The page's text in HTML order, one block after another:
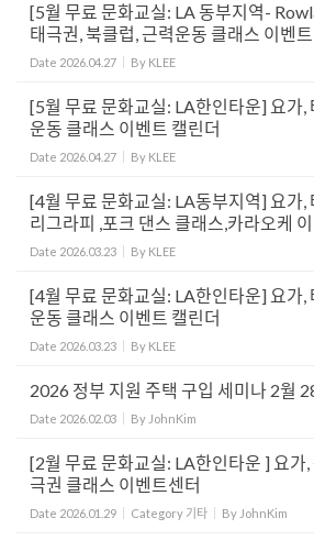
[5월 무료 문화교실: LA 동부지역-
태극권, 북클럽, 근력운동 클래스 이벤
Date 2026.04.27 By KLEE
[5월 무료 문화교실: LA한인타운] 요가,
운동 클래스 이벤트 캘린더
Date 2026.04.27 By KLEE
[4월 무료 문화교실: LA동부지역] 요가,
리그라피 ,포크 댄스 클래스,카라오케
Date 2026.03.23 By KLEE
[4월 무료 문화교실: LA한인타운] 요가,
운동 클래스 이벤트 캘린더
Date 2026.03.23 By KLEE
2026 정부 지원 주택 구입 세미나 2월
Date 2026.02.03 By JohnKim
[2월 무료 문화교실: LA한인타운 ] 요가,
극권 클래스 이벤트센터
Date 2026.01.29 Category 기타 By JohnKim